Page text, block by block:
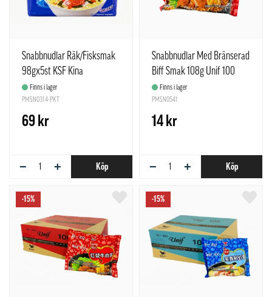
Snabbnudlar Räk/Fisksmak
98gx5st KSF Kina
Finns i lager
PMSN0314-PKT
69 kr
− + Köp
Snabbnudlar Med Bränserad
Biff Smak 108g Unif 100
KinaFinns i lager
PMSN0541
14 kr
− + Köp
-15% -15%